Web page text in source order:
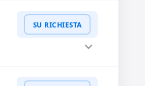
WhatsApp
SU RICHIESTA
WhatsApp